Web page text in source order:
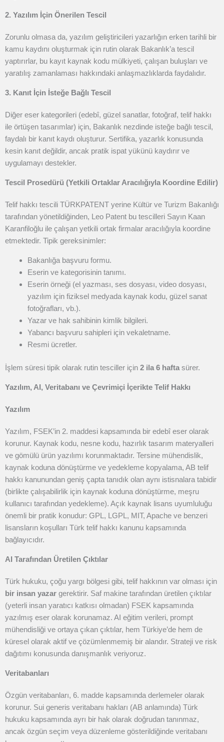
2. Yazılım İçin Önerilen Tescil
Zorunlu olmasa da, yazılım geliştiricileri yazarlığın erken tarihli bir
kamu kaydını oluşturmak için rutin olarak Bakanlık’a tescil
yaptırırlar, bu kayıt kaynak kodu mülkiyeti, çalışan buluşları ve
yaratılış zamanlaması hakkındaki anlaşmazlıklarda faydalıdır.
3. Kanıt İçin İsteğe Bağlı Tescil
Diğer eser kategorileri (edebî, güzel sanatlar, fotoğraf, telif hakkı
ile örtüşen tasarımlar) için, Bakanlık nezdinde isteğe bağlı tescil,
faydalı bir kanıt kaydı oluşturur. Sertifika, yazarlık konusunda
kesin kanıt değildir, ancak pratik ispat yükünü kaydırır ve
uygulamayı destekler.
Tescil Prosedürü (Yetkili Ortaklar Aracılığıyla Koordine Edilir)
Telif hakkı tescili TÜRKPATENT yerine Kültür ve Turizm Bakanlığı
tarafından yönetildiğinden, Leo Patent bu tescilleri Sayın Kaan
Karanfiloğlu ile çalışan yetkili ortak firmalar aracılığıyla koordine
etmektedir. Tipik gereksinimler:
Bakanlığa başvuru formu.
Eserin ve kategorisinin tanımı.
Eserin örneği (el yazması, ses dosyası, video dosyası,
yazılım için fiziksel medyada kaynak kodu, güzel sanat
fotoğrafları, vb.).
Yazar ve hak sahibinin kimlik bilgileri.
Yabancı başvuru sahipleri için vekaletname.
Resmi ücretler.
İşlem süresi tipik olarak rutin tesciller için 2 ila 6 hafta sürer.
Yazılım, AI, Veritabanı ve Çevrimiçi İçerikte Telif Hakkı
Yazılım
Yazılım, FSEK’in 2. maddesi kapsamında bir edebî eser olarak
korunur. Kaynak kodu, nesne kodu, hazırlık tasarım materyalleri
ve gömülü ürün yazılımı korunmaktadır. Tersine mühendislik,
kaynak koduna dönüştürme ve yedekleme kopyalama, AB telif
hakkı kanunundan geniş çapta tanıdık olan aynı istisnalara tabidir
(birlikte çalışabilirlik için kaynak koduna dönüştürme, meşru
kullanıcı tarafından yedekleme). Açık kaynak lisans uyumluluğu
önemli bir pratik konudur: GPL, LGPL, MIT, Apache ve benzeri
lisansların koşulları Türk telif hakkı kanunu kapsamında
bağlayıcıdır.
AI Tarafından Üretilen Çıktılar
Türk hukuku, çoğu yargı bölgesi gibi, telif hakkının var olması için
bir insan yazar gerektirir. Saf makine tarafından üretilen çıktılar
(yeterli insan yaratıcı katkısı olmadan) FSEK kapsamında
yazılmış eser olarak korunamaz. AI eğitim verileri, prompt
mühendisliği ve ortaya çıkan çıktılar, hem Türkiye’de hem de
küresel olarak aktif ve çözümlenmemiş bir alandır. Strateji ve risk
dağıtımı konusunda danışmanlık veriyoruz.
Veritabanları
Özgün veritabanları, 6. madde kapsamında derlemeler olarak
korunur. Sui generis veritabanı hakları (AB anlamında) Türk
hukuku kapsamında ayrı bir hak olarak doğrudan tanınmaz,
ancak özgün seçim veya düzenleme gösterildiğinde veritabanı